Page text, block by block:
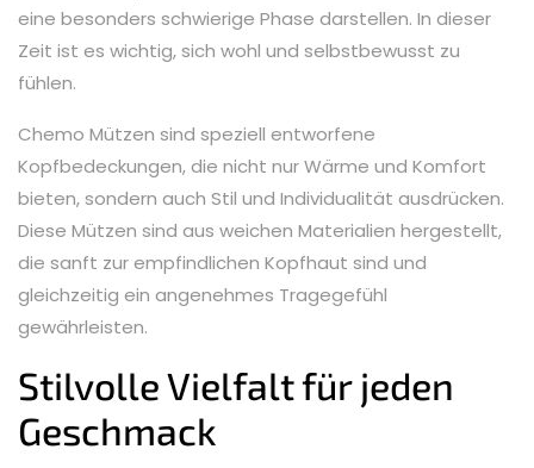
eine besonders schwierige Phase darstellen. In dieser
Zeit ist es wichtig, sich wohl und selbstbewusst zu
fühlen.
Chemo Mützen sind speziell entworfene
Kopfbedeckungen, die nicht nur Wärme und Komfort
bieten, sondern auch Stil und Individualität ausdrücken.
Diese Mützen sind aus weichen Materialien hergestellt,
die sanft zur empfindlichen Kopfhaut sind und
gleichzeitig ein angenehmes Tragegefühl
gewährleisten.
Stilvolle Vielfalt für jeden
Geschmack